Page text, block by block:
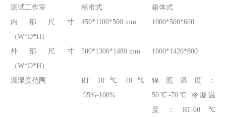
测试工作室
标准式
箱体式
内部尺寸
（W*D*H）
450*1100*500 mm 1000*500*600
外部尺寸
（W*D*H）
500*1300*1480 mm 1600*1420*800
温湿度范围
RT 10℃-70℃
95%-100%
辐照温度：
50℃-70℃ 冷凝温
度：RT-60℃